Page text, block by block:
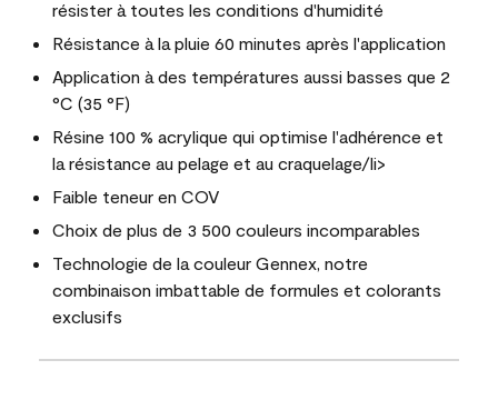
résister à toutes les conditions d'humidité
Résistance à la pluie 60 minutes après l'application
Application à des températures aussi basses que 2
°C (35 °F)
Résine 100 % acrylique qui optimise l'adhérence et
la résistance au pelage et au craquelage/li>
Faible teneur en COV
Choix de plus de 3 500 couleurs incomparables
Technologie de la couleur Gennex, notre
combinaison imbattable de formules et colorants
exclusifs